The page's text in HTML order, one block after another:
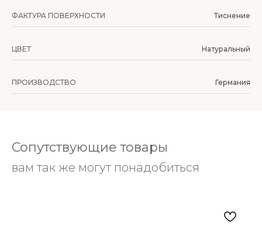
ФАКТУРА ПОВЕРХНОСТИ Тиснение
ЦВЕТ Натуральный
ПРОИЗВОДСТВО Германия
Сопутствующие товары
вам так же могут понадобиться